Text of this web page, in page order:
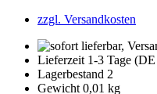
zzgl. Versandkosten
Lieferzeit 1-3 Tage
Lagerbestand 2
Gewicht 0,01 kg